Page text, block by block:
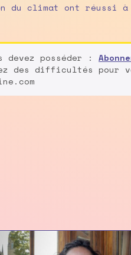
du climat ont réussi
devez posséder :
des difficultés pour